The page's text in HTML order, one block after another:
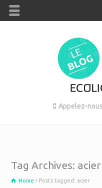
Appelez-
Tag Archives: acier
Home Posts tagged: acier